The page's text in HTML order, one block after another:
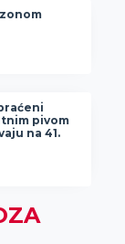
pivom
na 41.